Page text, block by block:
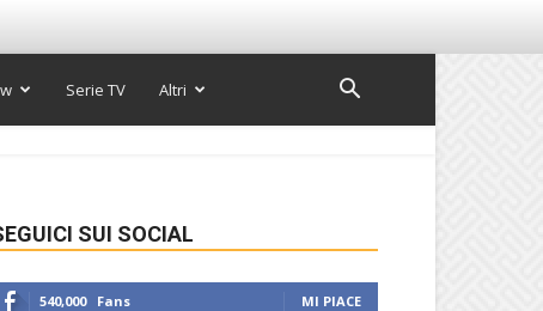
Serie TV Altri
SUI SOCIAL
540,000 Fans MI PIACE